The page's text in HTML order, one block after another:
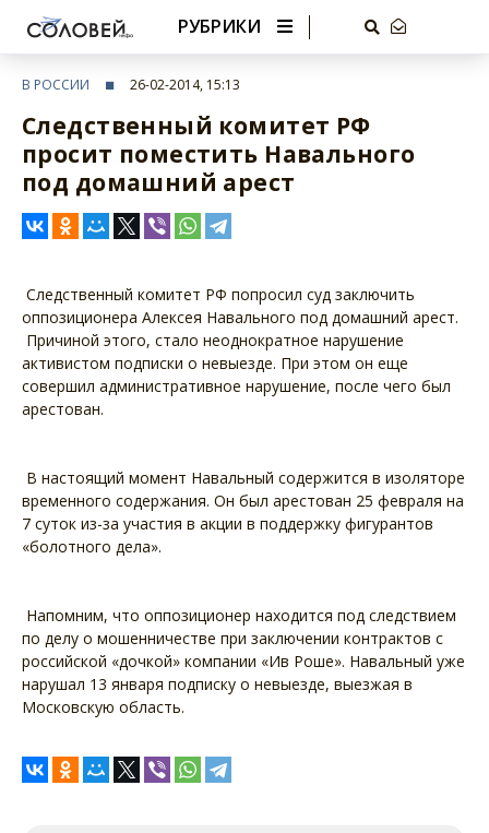
РУБРИКИ
В РОССИИ 26-02-2014, 15:13
Следственный комитет РФ
просит поместить Навального
под домашний арест
Следственный комитет РФ попросил суд заключить
оппозиционера Алексея Навального под домашний арест.
Причиной этого, стало неоднократное нарушение
активистом подписки о невыезде. При этом он еще
совершил административное нарушение, после чего был
арестован.
В настоящий момент Навальный содержится в изоляторе
временного содержания. Он был арестован 25 февраля на
7 суток из-за участия в акции в поддержку фигурантов
«болотного дела».
Напомним, что оппозиционер находится под следствием
по делу о мошенничестве при заключении контрактов с
российской «дочкой» компании «Ив Роше». Навальный уже
нарушал 13 января подписку о невыезде, выезжая в
Московскую область.